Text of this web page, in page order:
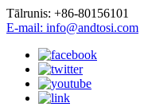
Tālrunis: +86-80156101
E-mail: info@andtosi.com